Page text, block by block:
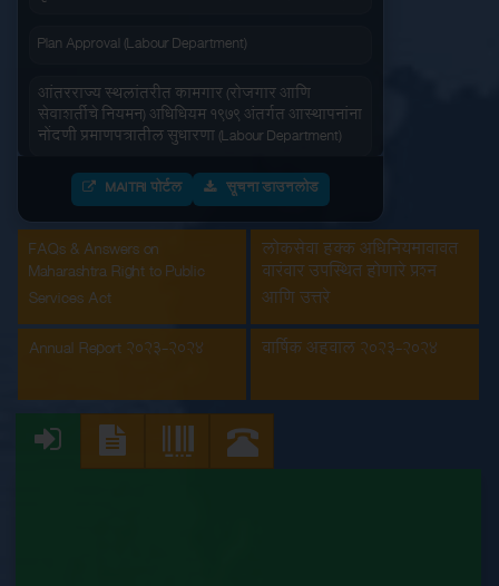
वापरण्यास सोपे
Plan Approval (Labour Department)
आंतरराज्य स्थलांतरीत कामगार (रोजगार आणि
सेवाशर्तीचे नियमन) अधिधियम १९७९ अंतर्गत आस्थापनांना
नोंदणी प्रमाणपत्रातील सुधारणा (Labour Department)
आंतरराज्य स्थलांतरीत कामगार (रोजगार आणि
सेवाशर्तीचे नियमन) अधिधियम १९७९ अंतर्गतआस्थापनांना
नोंदणी प्रमाणपत्र (Labour Department)
इमारत आणि इतर बांधकाम मजूर आस्थापनांची नोंदणी
(Labour Department)
कंत्राटी कामगार (नियमन व निर्मुलन) अधिनियम, 1970
अंतर्गत मुख्य मालक नोंदणी प्रमाणपत्रातील सुधारणा
कंत्राटी कामगार अनुज्ञप्ती (Labour Department)
MAITRI पोर्टल सूचना डाउनलोड
FAQs & Answers on
Maharashtra Right to Public
Services Act
लोकसेवा हक्क अधिनियमाबाबत
वारंवार उपस्थित होणारे प्रश्न
आणि उत्तरे
Annual Report 2023-2024
वार्षिक अहवाल 2023-2024